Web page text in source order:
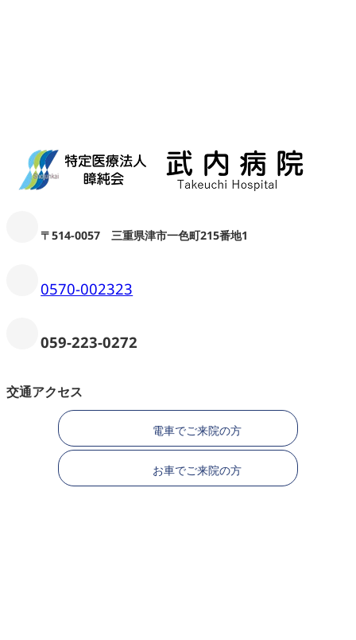
〒514-0057 三重県津市一色町215番地1
0570-002323
059-223-0272
交通アクセス
電車でご来院の方
お車でご来院の方